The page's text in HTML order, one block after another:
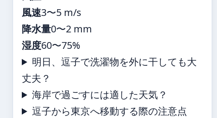
風速3〜5 m/s
降水量0〜2 mm
湿度60〜75%
明日、逗子で洗濯物を外に干しても大
丈夫？
海岸で過ごすには適した天気？
逗子から東京へ移動する際の注意点